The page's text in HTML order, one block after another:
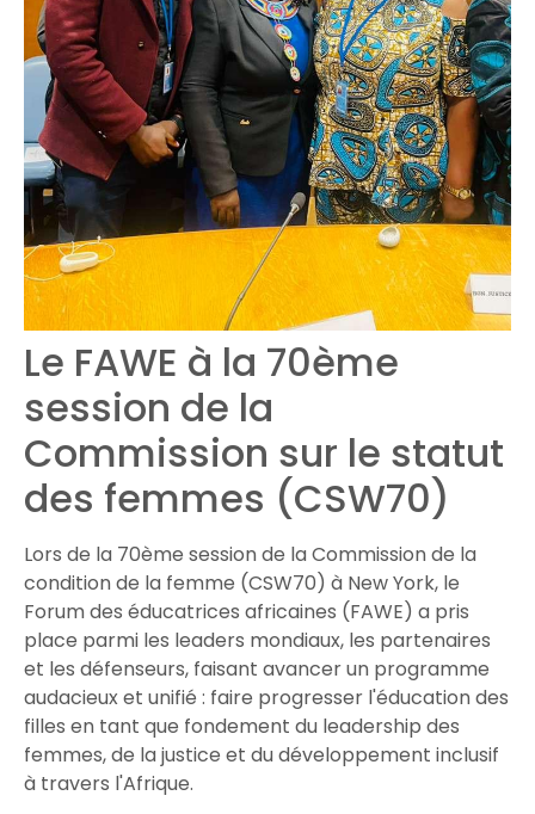
Le FAWE à la 70ème
session de la
Commission sur le statut
des femmes (CSW70)
Lors de la 70ème session de la Commission de la
condition de la femme (CSW70) à New York, le
Forum des éducatrices africaines (FAWE) a pris
place parmi les leaders mondiaux, les partenaires
et les défenseurs, faisant avancer un programme
audacieux et unifié : faire progresser l'éducation des
filles en tant que fondement du leadership des
femmes, de la justice et du développement inclusif
à travers l'Afrique.